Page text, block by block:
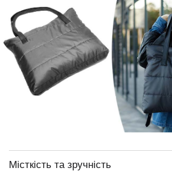
Місткість та зручність